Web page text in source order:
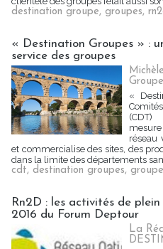
destination groupe, groupes,
« Destination Groupes » :
service des groupes
«
(CDT)
réseau
et commercialise des sites, des
dans la limite des départements
cdt, destination groupes,
Rn2D : les activités de
2016 du Forum Deptour
La